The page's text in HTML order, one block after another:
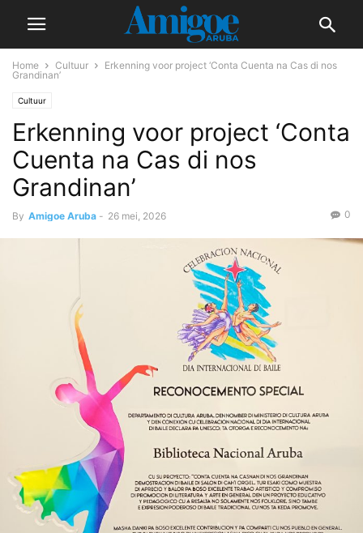
Home Cultuur
Erkenning voor project ‘Conta Cuenta na Cas di nos
Grandinan’
Cultuur
Erkenning voor project ‘Conta
Cuenta na Cas di nos
Grandinan’
By Amigoe Aruba - 26 mei, 2026 0